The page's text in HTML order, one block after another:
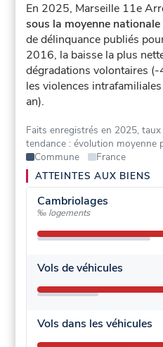
En 2025, Marseille 11e
sous la moyenne
de délinquance publiés
2016, la baisse la plus
dégradations volontaires
les violences
an).
Faits enregistrés en 2025,
tendance : évolution moyenne
Commune
France
ATTEINTES AUX BIENS
Cambriolages
‰ logements
Vols de véhicules
Vols dans les véhicules